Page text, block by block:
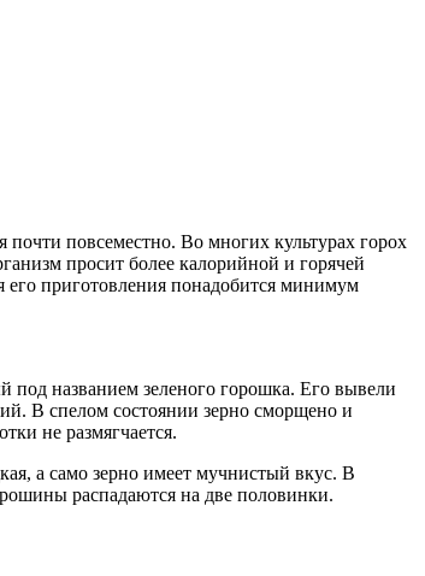
повсеместно. Во многих культурах горох
просит более калорийной и горячей
его приготовления понадобится минимум
под названием зеленого горошка. Его вывели
В спелом состоянии зерно сморщено и
не размягчается.
а само зерно имеет мучнистый вкус. В
распадаются на две половинки.